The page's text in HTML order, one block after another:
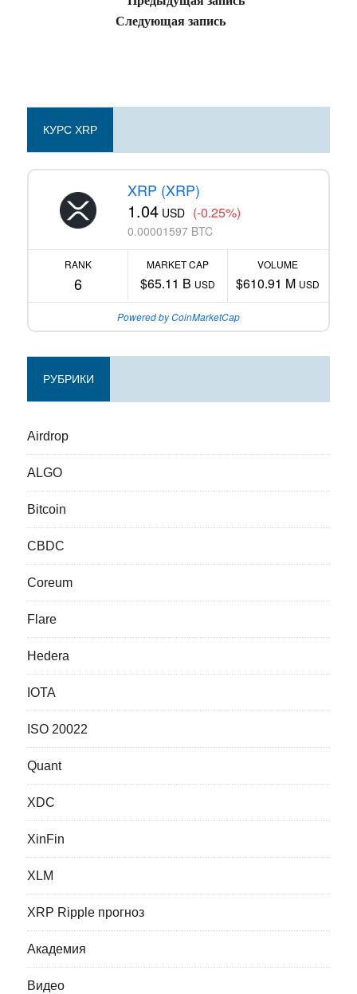
Следующая запись
КУРС XRP
XRP (XRP)
1.04 USD (-0.25%)
0.00001597 BTC
RANK
6
MARKET CAP
$65.11 B USD
VOLUME
$610.91 M USD
Powered by CoinMarketCap
РУБРИКИ
Airdrop
ALGO
Bitcoin
CBDC
Coreum
Flare
Hedera
IOTA
ISO 20022
Quant
XDC
XinFin
XLM
XRP Ripple прогноз
Академия
Видео